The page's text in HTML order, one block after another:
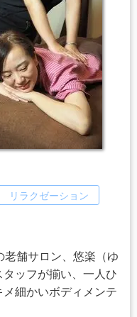
リラクゼーション
老舗サロン、悠楽（ゆ
ッフが揃い、一人ひ
細かいボディメンテ